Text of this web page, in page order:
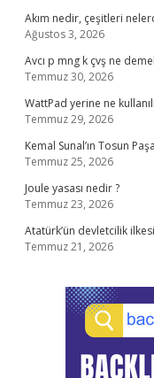
Akım nedir, çeşitleri
Ağustos 3, 2026
Avcı p mng k çvş ne
Temmuz 30, 2026
WattPad yerine ne
Temmuz 29, 2026
Kemal Sunal’ın Tosun
Temmuz 25, 2026
Joule yasası nedir ?
Temmuz 23, 2026
Atatürk’ün devletcilik
Temmuz 21, 2026